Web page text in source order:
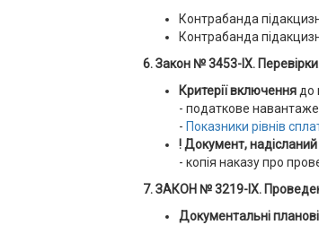
Контрабанда
Контрабанда
6. Закон № 3453-IX.
Критерії включення до
- податкове
- Показники рівнів
! Документ,
- копія наказу про
7. ЗАКОН № 3219-IX.
Документальні